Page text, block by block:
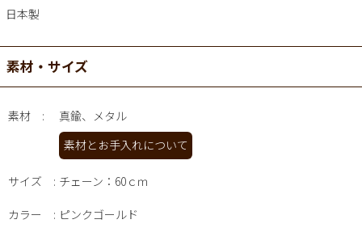
日本製
素材・サイズ
素材
真鍮、メタル
素材とお手入れについて
サイズ チェーン：60ｃｍ
カラー ピンクゴールド